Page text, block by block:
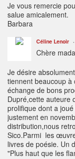
Je vous remercie
salue amicalement.
Barbara
Céline Lenoir
Chère
Je désire
tiennent beaucoup
échange de bons
Dupré,cette auteure
prolifique dont a
justement en
distribution,nous
Sico.Parmi les
livres de poésie. Un
"Plus haut que les